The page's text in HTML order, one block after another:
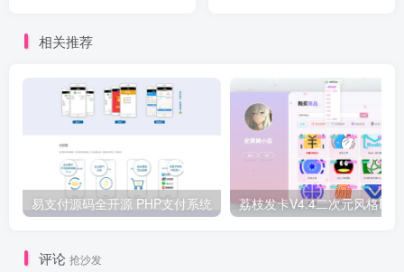
相关推荐
易支付源码全开源 PHP支付系统
评论 抢沙发